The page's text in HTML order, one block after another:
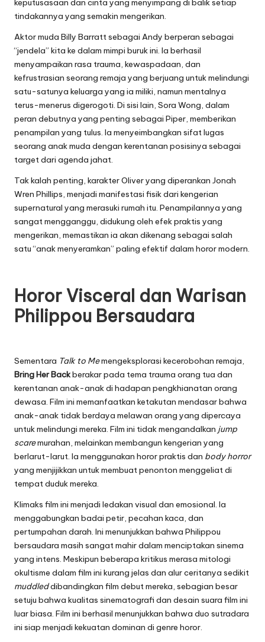
tindakannya yang semakin mengerikan.
Aktor muda Billy Barratt sebagai Andy berperan sebagai
“jendela” kita ke dalam mimpi buruk ini. Ia berhasil
menyampaikan rasa trauma, kewaspadaan, dan
kefrustrasian seorang remaja yang berjuang untuk melindungi
satu-satunya keluarga yang ia miliki, namun mentalnya
terus-menerus digerogoti. Di sisi lain, Sora Wong, dalam
peran debutnya yang penting sebagai Piper, memberikan
penampilan yang tulus. Ia menyeimbangkan sifat lugas
seorang anak muda dengan kerentanan posisinya sebagai
target dari agenda jahat.
Tak kalah penting, karakter Oliver yang diperankan Jonah
Wren Phillips, menjadi manifestasi fisik dari kengerian
supernatural yang merasuki rumah itu. Penampilannya yang
sangat mengganggu, didukung oleh efek praktis yang
mengerikan, memastikan ia akan dikenang sebagai salah
satu “anak menyeramkan” paling efektif dalam horor modern.
Horor Visceral dan Warisan
Philippou Bersaudara
Sementara Talk to Memengeksplorasi kecerobohan remaja,
Bring Her Backberakar pada tema trauma orang tua dan
kerentanan anak-anak di hadapan pengkhianatan orang
dewasa. Film ini memanfaatkan ketakutan mendasar bahwa
anak-anak tidak berdaya melawan orang yang dipercaya
untuk melindungi mereka. Film ini tidak mengandalkan jump
scaremurahan, melainkan membangun kengerian yang
berlarut-larut. Ia menggunakan horor praktis dan body horror
yang menjijikkan untuk membuat penonton menggeliat di
tempat duduk mereka.
Klimaks film ini menjadi ledakan visual dan emosional. Ia
menggabungkan badai petir, pecahan kaca, dan
pertumpahan darah. Ini menunjukkan bahwa Philippou
bersaudara masih sangat mahir dalam menciptakan sinema
yang intens. Meskipun beberapa kritikus merasa mitologi
okultisme dalam film ini kurang jelas dan alur ceritanya sedikit
muddleddibandingkan film debut mereka, sebagian besar
setuju bahwa kualitas sinematografi dan desain suara film ini
luar biasa. Film ini berhasil menunjukkan bahwa duo sutradara
ini siap menjadi kekuatan dominan di genre horor.